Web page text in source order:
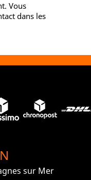
Vous
dans les
sur Mer